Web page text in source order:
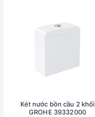
Két nước bồn cầu 2 khối
GROHE 39332000